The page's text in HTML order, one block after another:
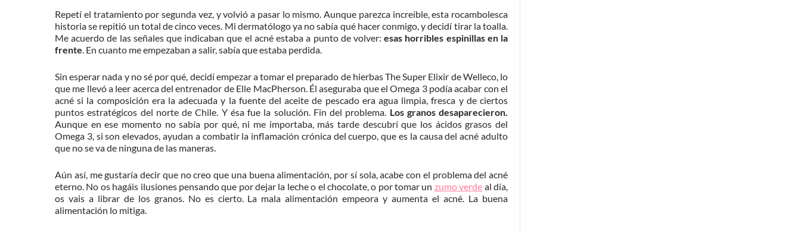
Repetí el tratamiento por segunda vez, y volvió a pasar lo mismo. Aunque parezca increíble, esta rocambolesca
historia se repitió un total de cinco veces. Mi dermatólogo ya no sabía qué hacer conmigo, y decidí tirar la toalla.
Me acuerdo de las señales que indicaban que el acné estaba a punto de volver:esas horribles espinillas en la
frente. En cuanto me empezaban a salir, sabía que estaba perdida.
Sin esperar nada y no sé por qué, decidí empezar a tomar el preparado de hierbas The Super Elixir de Welleco, lo
que me llevó a leer acerca del entrenador de Elle MacPherson. Él aseguraba que el Omega 3 podía acabar con el
acné si la composición era la adecuada y la fuente del aceite de pescado era agua limpia, fresca y de ciertos
puntos estratégicos del norte de Chile. Y ésa fue la solución. Fin del problema. Los granos desaparecieron.
Aunque en ese momento no sabía por qué, ni me importaba, más tarde descubrí que los ácidos grasos del
Omega 3, si son elevados, ayudan a combatir la inflamación crónica del cuerpo, que es la causa del acné adulto
que no se va de ninguna de las maneras.
Aún así, me gustaría decir que no creo que una buena alimentación, por sí sola, acabe con el problema del acné
eterno. No os hagáis ilusiones pensando que por dejar la leche o el chocolate, o por tomar un zumo verde al día,
os vais a librar de los granos. No es cierto. La mala alimentación empeora y aumenta el acné. La buena
alimentación lo mitiga.